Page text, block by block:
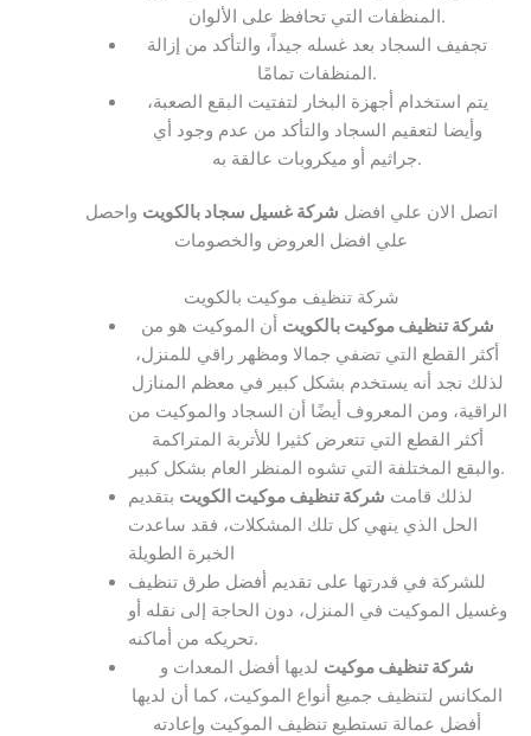
المنظفات التي تحافظ على الألوان.
تجفيف السجاد بعد غسله جيداً، والتأكد من إزالة
المنظفات تمامًا.
يتم استخدام أجهزة البخار لتفتيت البقع الصعبة،
وأيضا لتعقيم السجاد والتأكد من عدم وجود أي
جراثيم أو ميكروبات عالقة به.
اتصل الان علي افضل شركة غسيل سجاد بالكويت واحصل
علي افضل العروض والخصومات
شركة تنظيف موكيت بالكويت
شركة تنظيف موكيت بالكويت أن الموكيت هو من
أكثر القطع التي تضفي جمالا ومظهر راقي للمنزل،
لذلك نجد أنه يستخدم بشكل كبير في معظم المنازل
الراقية، ومن المعروف أيضًا أن السجاد والموكيت من
أكثر القطع التي تتعرض كثيرا للأتربة المتراكمة
والبقع المختلفة التي تشوه المنظر العام بشكل كبير.
لذلك قامت شركة تنظيف موكيت الكويت بتقديم
الحل الذي ينهي كل تلك المشكلات، فقد ساعدت
الخبرة الطويلة
للشركة في قدرتها على تقديم أفضل طرق تنظيف
وغسيل الموكيت في المنزل، دون الحاجة إلى نقله أو
تحريكه من أماكنه.
شركة تنظيف موكيت لديها أفضل المعدات و
المكانس لتنظيف جميع أنواع الموكيت، كما أن لديها
أفضل عمالة تستطيع تنظيف الموكيت وإعادته